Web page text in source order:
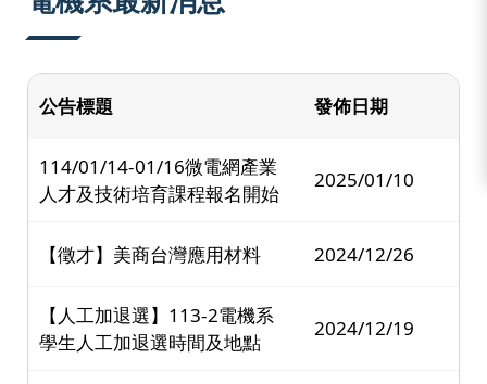
公告標題 發佈日期
114/01/14-01/16微電網產業
人才及技術培育課程報名開始
2025/01/10
【徵才】美商台灣應用材料 2024/12/26
【人工加退選】113-2電機系
學生人工加退選時間及地點
2024/12/19